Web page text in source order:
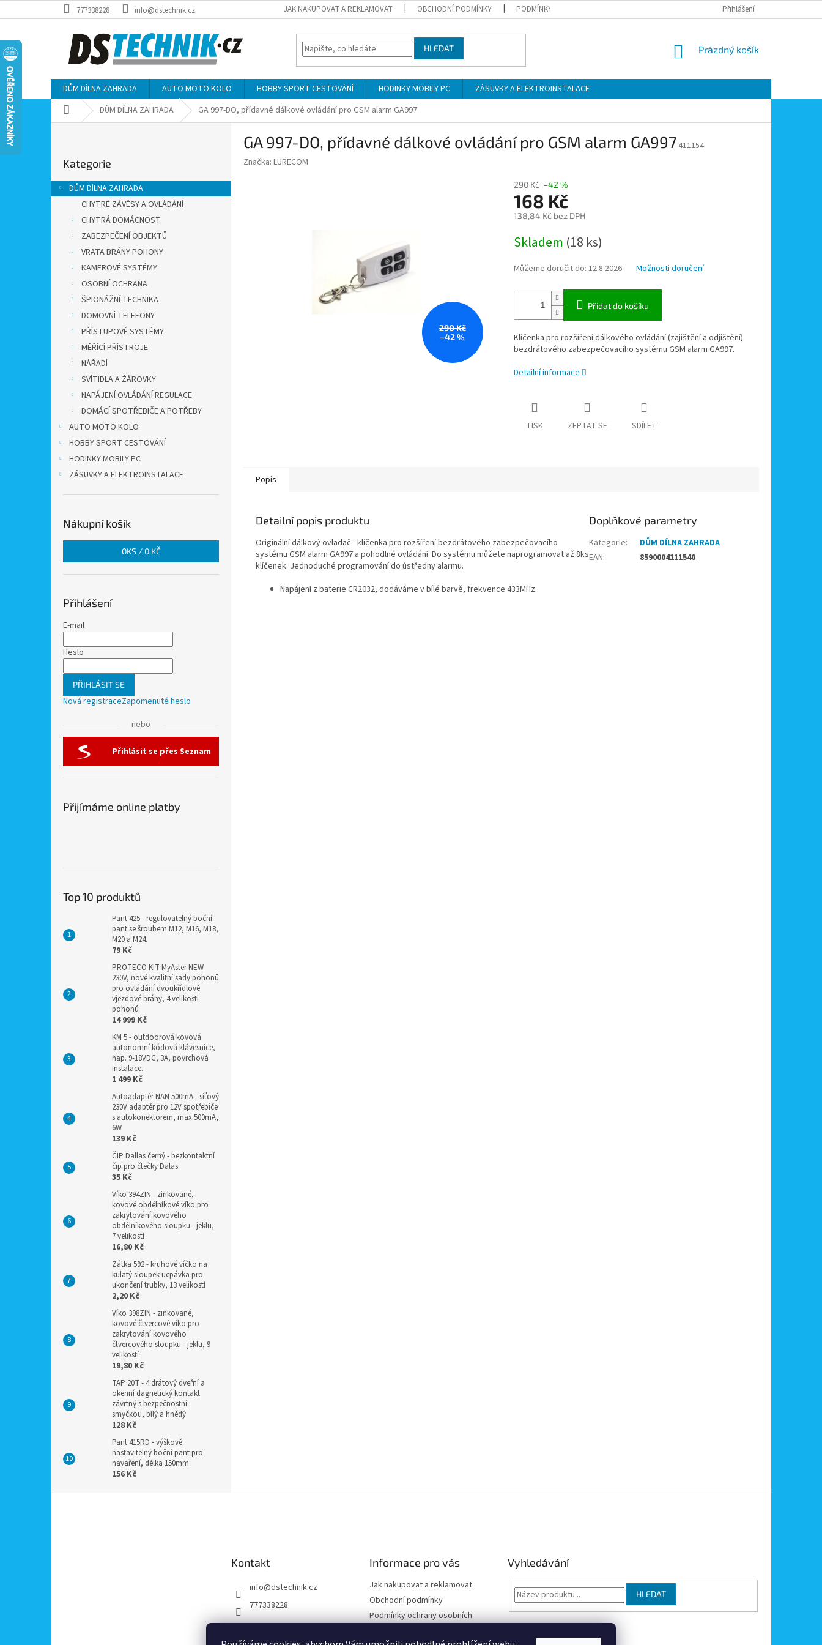
na
777338228 info@dstechnik.cz JAK NAKUPOVAT A REKLAMOVAT OBCHODNÍ PODMÍNKY PODMÍNKY OCHRANY OSOBNÍCH ÚDAJŮ MOJE OBJEDNÁVKA
Přihlášení
HLEDAT
NÁKUPNÍ
Prázdný košík
DŮM DÍLNA ZAHRADA AUTO MOTO KOLO HOBBY SPORT CESTOVÁNÍ HODINKY MOBILY PC
ZÁSUVKY A ELEKTROINSTALACE
Domů DŮM DÍLNA ZAHRADA GA 997-DO, přídavné dálkové ovládání pro GSM alarm GA997
r
a
kategorie
Kategorie
DŮM DÍLNA ZAHRADA
CHYTRÉ ZÁVĚSY A OVLÁDÁNÍ
CHYTRÁ DOMÁCNOST
ZABEZPEČENÍ OBJEKTŮ
VRATA BRÁNY POHONY
KAMEROVÉ SYSTÉMY
OSOBNÍ OCHRANA
ŠPIONÁŽNÍ TECHNIKA
DOMOVNÍ TELEFONY
PŘÍSTUPOVÉ SYSTÉMY
MĚŘÍCÍ PŘÍSTROJE
NÁŘADÍ
SVÍTIDLA A ŽÁROVKY
NAPÁJENÍ OVLÁDÁNÍ REGULACE
DOMÁCÍ SPOTŘEBIČE A POTŘEBY
AUTO MOTO KOLO
HOBBY SPORT CESTOVÁNÍ
HODINKY MOBILY PC
ZÁSUVKY A ELEKTROINSTALACE
Nákupní košík
0KS / 0 KČ
Přihlášení
E-mail
Heslo
PŘIHLÁSIT SE
Nová registraceZapomenuté heslo
nebo
Přihlásit se přes Seznam
Přijímáme online platby
Top 10 produktů
Pant 425 - regulovatelný boční
pant se šroubem M12, M16, M18,
M20 a M24.
79 Kč
PROTECO KIT MyAster NEW
230V, nové kvalitní sady pohonů
pro ovládání dvoukřídlové
vjezdové brány, 4 velikosti
pohonů
14 999 Kč
KM 5 - outdoorová kovová
autonomní kódová klávesnice,
nap. 9-18VDC, 3A, povrchová
instalace.
1 499 Kč
Autoadaptér NAN 500mA - síťový
230V adaptér pro 12V spotřebiče
s autokonektorem, max 500mA,
6W
139 Kč
ČIP Dallas černý - bezkontaktní
čip pro čtečky Dalas
35 Kč
Víko 394ZIN - zinkované,
kovové obdélníkové víko pro
zakrytování kovového
obdélníkového sloupku - jeklu,
7 velikostí
16,80 Kč
Zátka 592 - kruhové víčko na
kulatý sloupek ucpávka pro
ukončení trubky, 13 velikostí
2,20 Kč
Víko 398ZIN - zinkované,
kovové čtvercové víko pro
zakrytování kovového
čtvercového sloupku - jeklu, 9
velikostí
19,80 Kč
TAP 20T - 4 drátový dveřní a
okenní dagnetický kontakt
závrtný s bezpečnostní
smyčkou, bílý a hnědý
128 Kč
Pant 415RD - výškově
nastavitelný boční pant pro
navaření, délka 150mm
156 Kč
GA 997-DO, přídavné dálkové ovládání pro GSM alarm GA997 411154
Značka: LURECOM
290 Kč
–42 %
290 Kč –42 %
168 Kč
138,84 Kč bez DPH
cena:
Skladem (18 ks)
Můžeme doručit do: 12.8.2026 Možnosti doručení
Přidat do košíku
Klíčenka pro rozšíření dálkového ovládání (zajištění a odjištění)
bezdrátového zabezpečovacího systému GSM alarm GA997.
Detailní informace
TISK ZEPTAT SE SDÍLET
Popis
Detailní popis produktu
Originální dálkový ovladač - klíčenka pro rozšíření bezdrátového zabezpečovacího
systému GSM alarm GA997 a pohodlné ovládání. Do systému můžete naprogramovat až 8ks
klíčenek. Jednoduché programování do ústředny alarmu.
Napájení z baterie CR2032, dodáváme v bílé barvě, frekvence 433MHz.
Doplňkové parametry
Kategorie:
DŮM DÍLNA ZAHRADA
EAN: 8590004111540
Kontakt
info@dstechnik.cz
777338228
Informace pro vás
Jak nakupovat a reklamovat
Obchodní podmínky
Podmínky ochrany osobních
Kontakty
Vyhledávání
HLEDAT